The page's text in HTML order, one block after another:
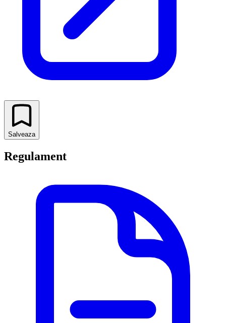
Salveaza
Regulament